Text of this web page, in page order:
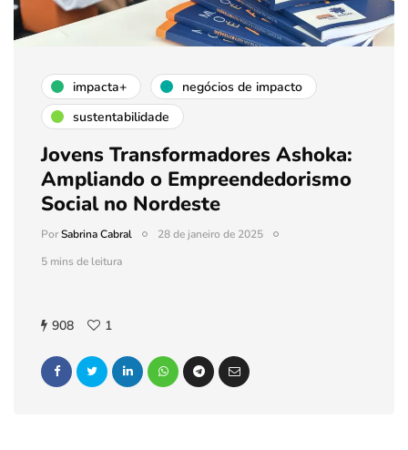
impacta+
negócios de impacto
sustentabilidade
Jovens Transformadores Ashoka:
Ampliando o Empreendedorismo
Social no Nordeste
PorSabrina Cabral
28 de janeiro de 2025
5 mins de leitura
908 1